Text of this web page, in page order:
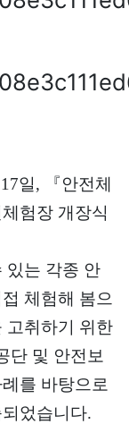
17일, 『안전체
험장 개장식
있는 각종 안
체험해 봄으
고취하기 위한
단 및 안전보
를 바탕으로
었습니다.